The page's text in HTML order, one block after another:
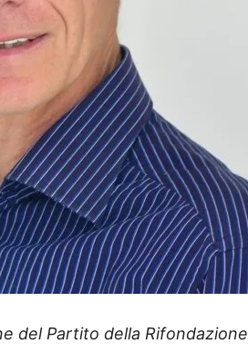
del Partito della